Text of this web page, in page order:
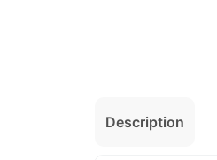
Description